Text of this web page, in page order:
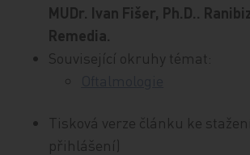
MUDr. Ivan Fišer, Ph.D..
Remedia.
Související okruhy témat:
Tisková verze článku ke
přihlášení)